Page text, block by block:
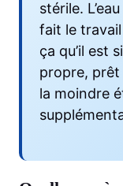
stérile.
fait le travail
ça qu’il est
propre, prêt
la moindre